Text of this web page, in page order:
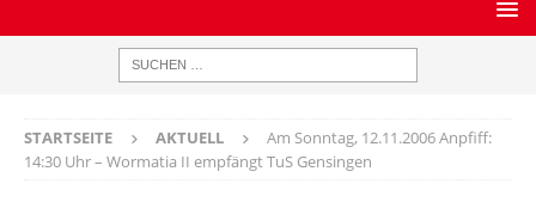
STARTSEITE AKTUELL
Am Sonntag, 12.11.2006 Anpfiff:
14:30 Uhr – Wormatia II empfängt TuS Gensingen